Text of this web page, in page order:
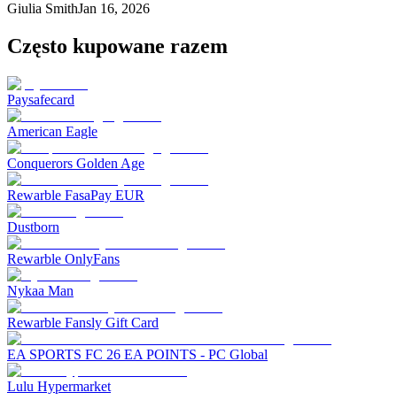
Giulia SmithJan 16, 2026
Często kupowane razem
Paysafecard
American Eagle
Conquerors Golden Age
Rewarble FasaPay EUR
Dustborn
Rewarble OnlyFans
Nykaa Man
Rewarble Fansly Gift Card
EA SPORTS FC 26 EA POINTS - PC Global
Lulu Hypermarket